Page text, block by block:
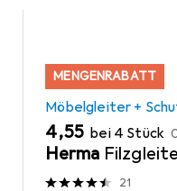
MENGENRABATT
Möbelgleiter +
EUR
4,55 bei 4 Stück
Herma
21